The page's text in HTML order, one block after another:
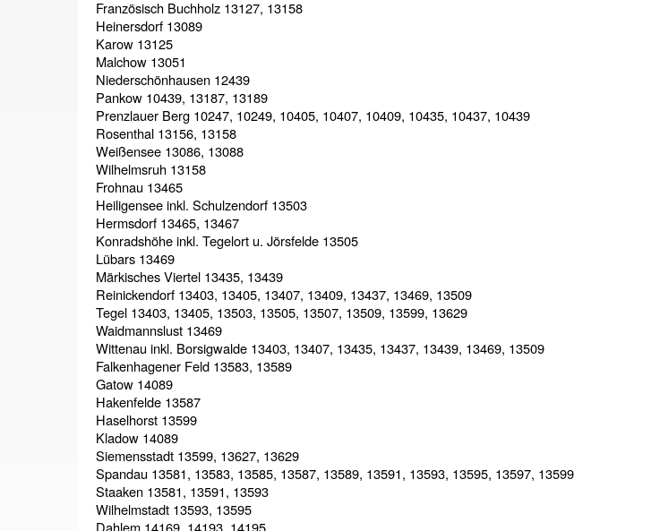
Französisch Buchholz 13127, 13158
Heinersdorf 13089
Karow 13125
Malchow 13051
Niederschönhausen 12439
Pankow 10439, 13187, 13189
Prenzlauer Berg 10247, 10249, 10405, 10407, 10409, 10435, 10437, 10439
Rosenthal 13156, 13158
Weißensee 13086, 13088
Wilhelmsruh 13158
Frohnau 13465
Heiligensee inkl. Schulzendorf 13503
Hermsdorf 13465, 13467
Konradshöhe inkl. Tegelort u. Jörsfelde 13505
Lübars 13469
Märkisches Viertel 13435, 13439
Reinickendorf 13403, 13405, 13407, 13409, 13437, 13469, 13509
Tegel 13403, 13405, 13503, 13505, 13507, 13509, 13599, 13629
Waidmannslust 13469
Wittenau inkl. Borsigwalde 13403, 13407, 13435, 13437, 13439, 13469, 13509
Falkenhagener Feld 13583, 13589
Gatow 14089
Hakenfelde 13587
Haselhorst 13599
Kladow 14089
Siemensstadt 13599, 13627, 13629
Spandau 13581, 13583, 13585, 13587, 13589, 13591, 13593, 13595, 13597, 13599
Staaken 13581, 13591, 13593
Wilhelmstadt 13593, 13595
Dahlem 14169, 14193, 14195